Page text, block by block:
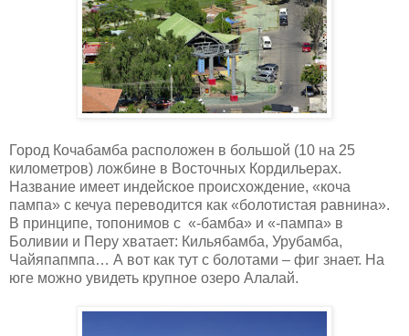
Город Кочабамба расположен в большой (10 на 25
километров) ложбине в Восточных Кордильерах.
Название имеет индейское происхождение, «коча
пампа» с кечуа переводится как «болотистая равнина».
В принципе, топонимов с «-бамба» и «-пампа» в
Боливии и Перу хватает: Кильябамба, Урубамба,
Чайяпапмпа… А вот как тут с болотами – фиг знает. На
юге можно увидеть крупное озеро Алалай.